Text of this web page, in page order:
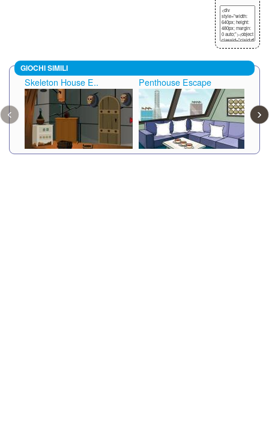
GIOCHI SIMILI
Skeleton House E.. Penthouse Escape
‹ ›